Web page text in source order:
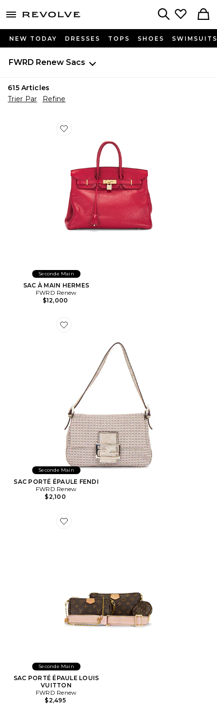
menu - shows more content
NEW TODAY DRESSES TOPS SHOES SWIMSUITS
FWRD Renew Sacs
615Articles
Trier Par
Refine
Favorite SAC À MAIN HERMES
Seconde Main
SAC À MAIN HERMES
FWRD Renew
$12,000
Favorite SAC PORTÉ ÉPAULE FENDI
Seconde Main
SAC PORTÉ ÉPAULE FENDI
FWRD Renew
$2,100
Favorite SAC PORTÉ ÉPAULE LOUIS VUITTON
Seconde Main
SAC PORTÉ ÉPAULE LOUIS
VUITTON
FWRD Renew
$2,495